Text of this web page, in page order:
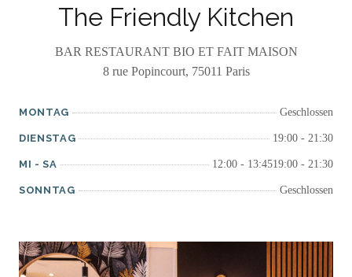
The Friendly Kitchen
BAR RESTAURANT BIO ET FAIT MAISON
8 rue Popincourt, 75011 Paris
MONTAG Geschlossen
DIENSTAG 19:00 - 21:30
MI -SA 12:00 - 13:4519:00 - 21:30
SONNTAG Geschlossen